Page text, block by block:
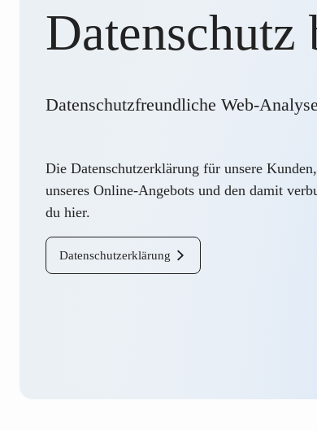
Datenschutz
Datenschutzfreundliche Web-
Die Datenschutzerklärung für unsere
unseres Online-Angebots und den damit
du hier.
Datenschutzerklärung